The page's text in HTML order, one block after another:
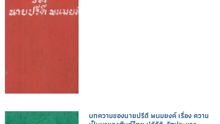
บทความของนายปรีดี พนมยงค์ เรื่อง ความ